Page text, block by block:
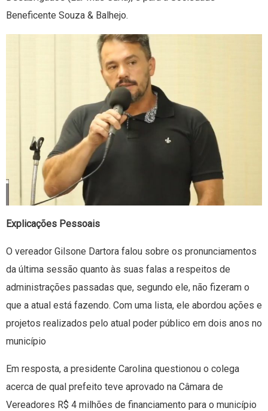
Beneficente Souza & Balhejo.
Explicações Pessoais
O vereador Gilsone Dartora falou sobre os pronunciamentos
da última sessão quanto às suas falas a respeitos de
administrações passadas que, segundo ele, não fizeram o
que a atual está fazendo. Com uma lista, ele abordou ações e
projetos realizados pelo atual poder público em dois anos no
município
Em resposta, a presidente Carolina questionou o colega
acerca de qual prefeito teve aprovado na Câmara de
Vereadores R$ 4 milhões de financiamento para o município